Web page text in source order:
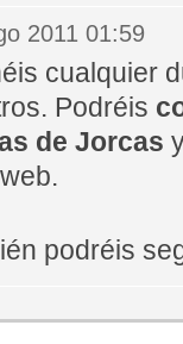
2011 01:59
cualquier
Podréis
de Jorcas
podréis